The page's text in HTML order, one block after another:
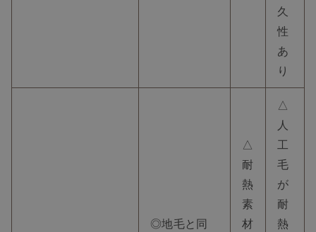
久
性
あ
り
◎地毛と同
△
耐
熱
素
材
△
人
工
毛
が
耐
熱